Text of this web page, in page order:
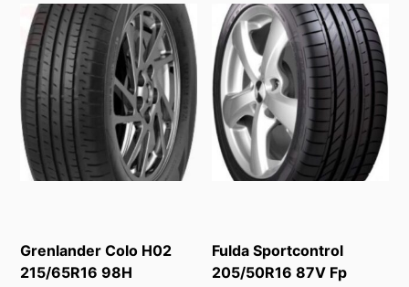
Grenlander Colo H02
215/65R16 98H
Fulda Sportcontrol
205/50R16 87V Fp